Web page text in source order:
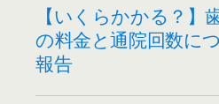
【いくらかかる？】
の料金と通院回数に
報告